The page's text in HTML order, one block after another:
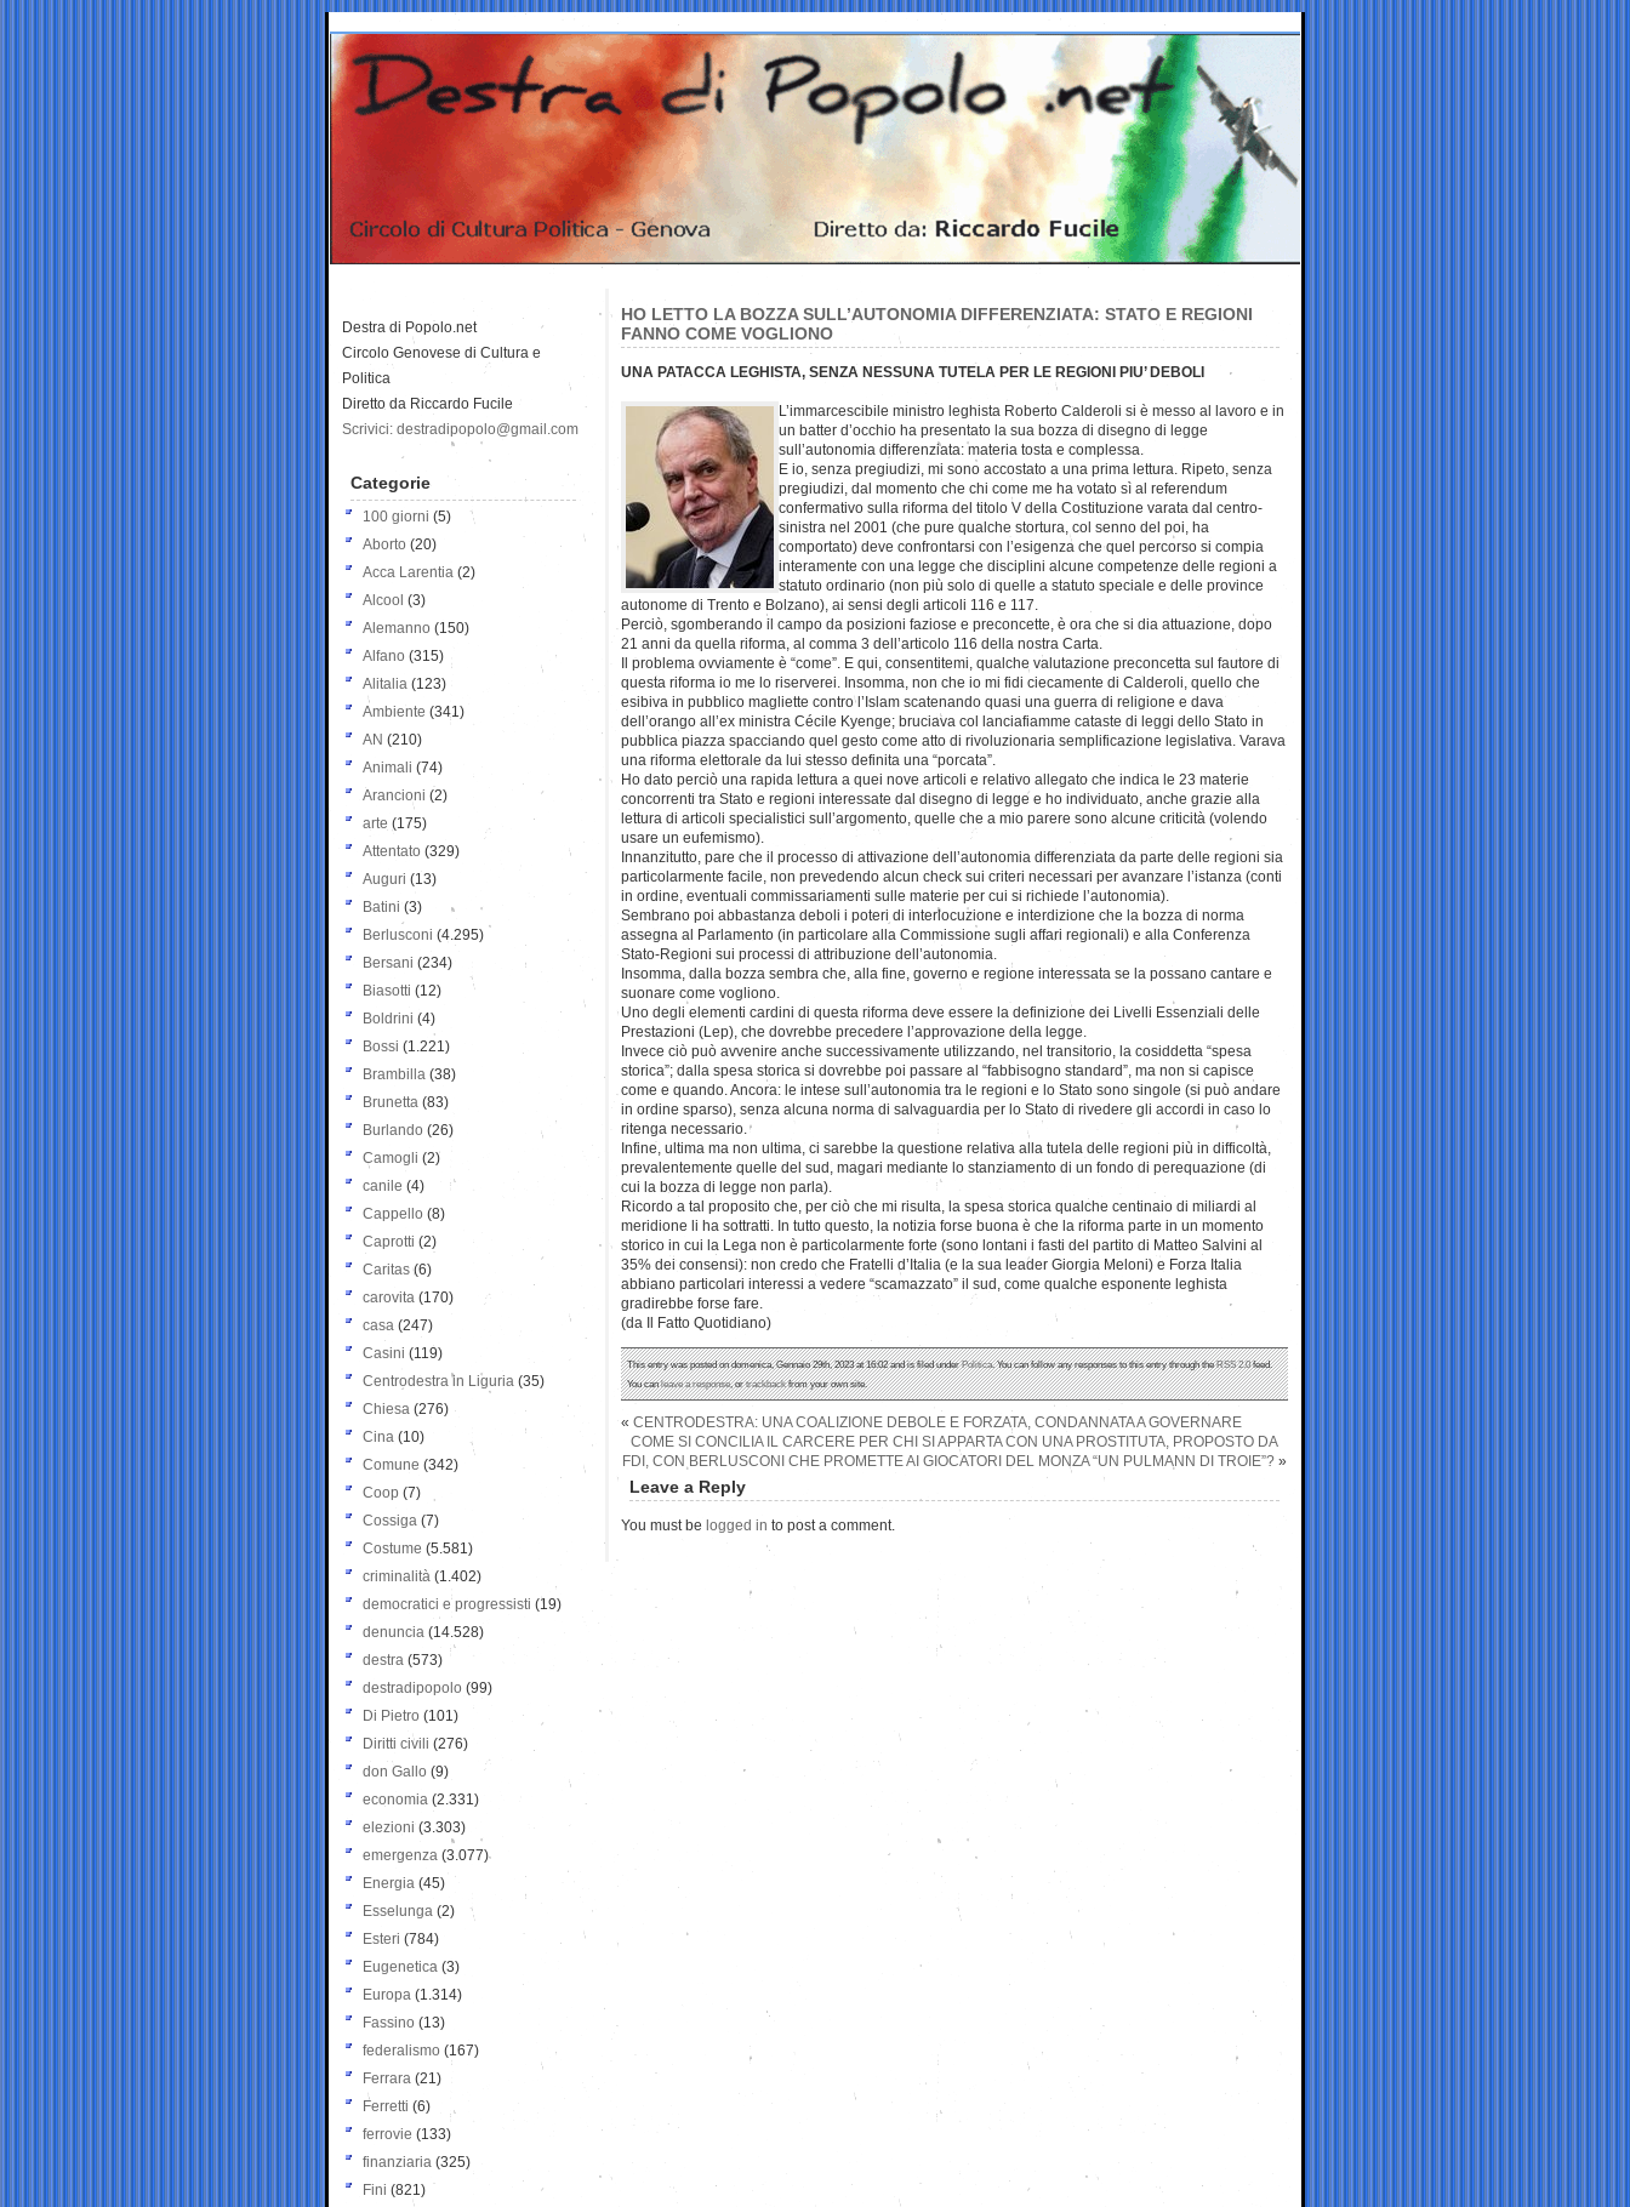
HO LETTO LA BOZZA SULL’AUTONOMIA DIFFERENZIATA: STATO E REGIONI
FANNO COME VOGLIONO
UNA PATACCA LEGHISTA, SENZA NESSUNA TUTELA PER LE REGIONI PIU’ DEBOLI
L’immarcescibile ministro leghista Roberto Calderoli si è messo al lavoro e in
un batter d’occhio ha presentato la sua bozza di disegno di legge
sull’autonomia differenziata: materia tosta e complessa.
E io, senza pregiudizi, mi sono accostato a una prima lettura. Ripeto, senza
pregiudizi, dal momento che chi come me ha votato sì al referendum
confermativo sulla riforma del titolo V della Costituzione varata dal centro-
sinistra nel 2001 (che pure qualche stortura, col senno del poi, ha
comportato) deve confrontarsi con l’esigenza che quel percorso si compia
interamente con una legge che disciplini alcune competenze delle regioni a
statuto ordinario (non più solo di quelle a statuto speciale e delle province
autonome di Trento e Bolzano), ai sensi degli articoli 116 e 117.
Perciò, sgomberando il campo da posizioni faziose e preconcette, è ora che si dia attuazione, dopo
21 anni da quella riforma, al comma 3 dell’articolo 116 della nostra Carta.
Il problema ovviamente è “come”. E qui, consentitemi, qualche valutazione preconcetta sul fautore di
questa riforma io me lo riserverei. Insomma, non che io mi fidi ciecamente di Calderoli, quello che
esibiva in pubblico magliette contro l’Islam scatenando quasi una guerra di religione e dava
dell’orango all’ex ministra Cécile Kyenge; bruciava col lanciafiamme cataste di leggi dello Stato in
pubblica piazza spacciando quel gesto come atto di rivoluzionaria semplificazione legislativa. Varava
una riforma elettorale da lui stesso definita una “porcata”.
Ho dato perciò una rapida lettura a quei nove articoli e relativo allegato che indica le 23 materie
concorrenti tra Stato e regioni interessate dal disegno di legge e ho individuato, anche grazie alla
lettura di articoli specialistici sull’argomento, quelle che a mio parere sono alcune criticità (volendo
usare un eufemismo).
Innanzitutto, pare che il processo di attivazione dell’autonomia differenziata da parte delle regioni sia
particolarmente facile, non prevedendo alcun check sui criteri necessari per avanzare l’istanza (conti
in ordine, eventuali commissariamenti sulle materie per cui si richiede l’autonomia).
Sembrano poi abbastanza deboli i poteri di interlocuzione e interdizione che la bozza di norma
assegna al Parlamento (in particolare alla Commissione sugli affari regionali) e alla Conferenza
Stato-Regioni sui processi di attribuzione dell’autonomia.
Insomma, dalla bozza sembra che, alla fine, governo e regione interessata se la possano cantare e
suonare come vogliono.
Uno degli elementi cardini di questa riforma deve essere la definizione dei Livelli Essenziali delle
Prestazioni (Lep), che dovrebbe precedere l’approvazione della legge.
Invece ciò può avvenire anche successivamente utilizzando, nel transitorio, la cosiddetta “spesa
storica”; dalla spesa storica si dovrebbe poi passare al “fabbisogno standard”, ma non si capisce
come e quando. Ancora: le intese sull’autonomia tra le regioni e lo Stato sono singole (si può andare
in ordine sparso), senza alcuna norma di salvaguardia per lo Stato di rivedere gli accordi in caso lo
ritenga necessario.
Infine, ultima ma non ultima, ci sarebbe la questione relativa alla tutela delle regioni più in difficoltà,
prevalentemente quelle del sud, magari mediante lo stanziamento di un fondo di perequazione (di
cui la bozza di legge non parla).
Ricordo a tal proposito che, per ciò che mi risulta, la spesa storica qualche centinaio di miliardi al
meridione li ha sottratti. In tutto questo, la notizia forse buona è che la riforma parte in un momento
storico in cui la Lega non è particolarmente forte (sono lontani i fasti del partito di Matteo Salvini al
35% dei consensi): non credo che Fratelli d’Italia (e la sua leader Giorgia Meloni) e Forza Italia
abbiano particolari interessi a vedere “scamazzato” il sud, come qualche esponente leghista
gradirebbe forse fare.
(da Il Fatto Quotidiano)
This entry was posted on domenica, Gennaio 29th, 2023 at 16:02 and is filed underPolitica. You can follow any responses to this entry through theRSS 2.0feed.
You canleave a response, ortrackbackfrom your own site.
« CENTRODESTRA: UNA COALIZIONE DEBOLE E FORZATA, CONDANNATA A GOVERNARE
COME SI CONCILIA IL CARCERE PER CHI SI APPARTA CON UNA PROSTITUTA, PROPOSTO DA
FDI, CON BERLUSCONI CHE PROMETTE AI GIOCATORI DEL MONZA “UN PULMANN DI TROIE”? »
Leave a Reply
You must be logged in to post a comment.
Destra di Popolo.net
Circolo Genovese di Cultura e
Politica
Diretto da Riccardo Fucile
Scrivici: destradipopolo@gmail.com
Categorie
100 giorni (5)
Aborto (20)
Acca Larentia (2)
Alcool (3)
Alemanno (150)
Alfano (315)
Alitalia (123)
Ambiente (341)
AN (210)
Animali (74)
Arancioni (2)
arte (175)
Attentato (329)
Auguri (13)
Batini (3)
Berlusconi (4.295)
Bersani (234)
Biasotti (12)
Boldrini (4)
Bossi (1.221)
Brambilla (38)
Brunetta (83)
Burlando (26)
Camogli (2)
canile (4)
Cappello (8)
Caprotti (2)
Caritas (6)
carovita (170)
casa (247)
Casini (119)
Centrodestra in Liguria (35)
Chiesa (276)
Cina (10)
Comune (342)
Coop (7)
Cossiga (7)
Costume (5.581)
criminalità (1.402)
democratici e progressisti (19)
denuncia (14.528)
destra (573)
destradipopolo (99)
Di Pietro (101)
Diritti civili (276)
don Gallo (9)
economia (2.331)
elezioni (3.303)
emergenza (3.077)
Energia (45)
Esselunga (2)
Esteri (784)
Eugenetica (3)
Europa (1.314)
Fassino (13)
federalismo (167)
Ferrara (21)
Ferretti (6)
ferrovie (133)
finanziaria (325)
Fini (821)